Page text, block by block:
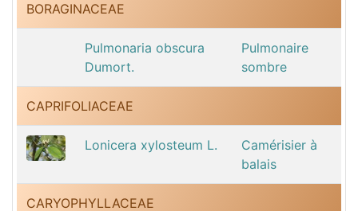
BORAGINACEAE
Pulmonaria obscura
Dumort.
Pulmonaire
sombre
CAPRIFOLIACEAE
Lonicera xylosteum L.
Camérisier à
balais
CARYOPHYLLACEAE